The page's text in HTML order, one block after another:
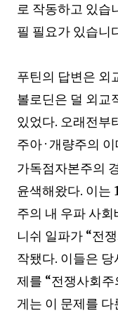
로 작동하고 있습
필 필요가 있습니
푸틴의 답변은 외
볼로딘은 덜 외교
있었다. 오래전부
주아·개량주의
가독점자본주의
윤색해왔다. 이는
주의 내 우파 사
니쉬 일파가 “전
작됐다. 이들은 당
제를 “전쟁사회주
게는 이 문제를